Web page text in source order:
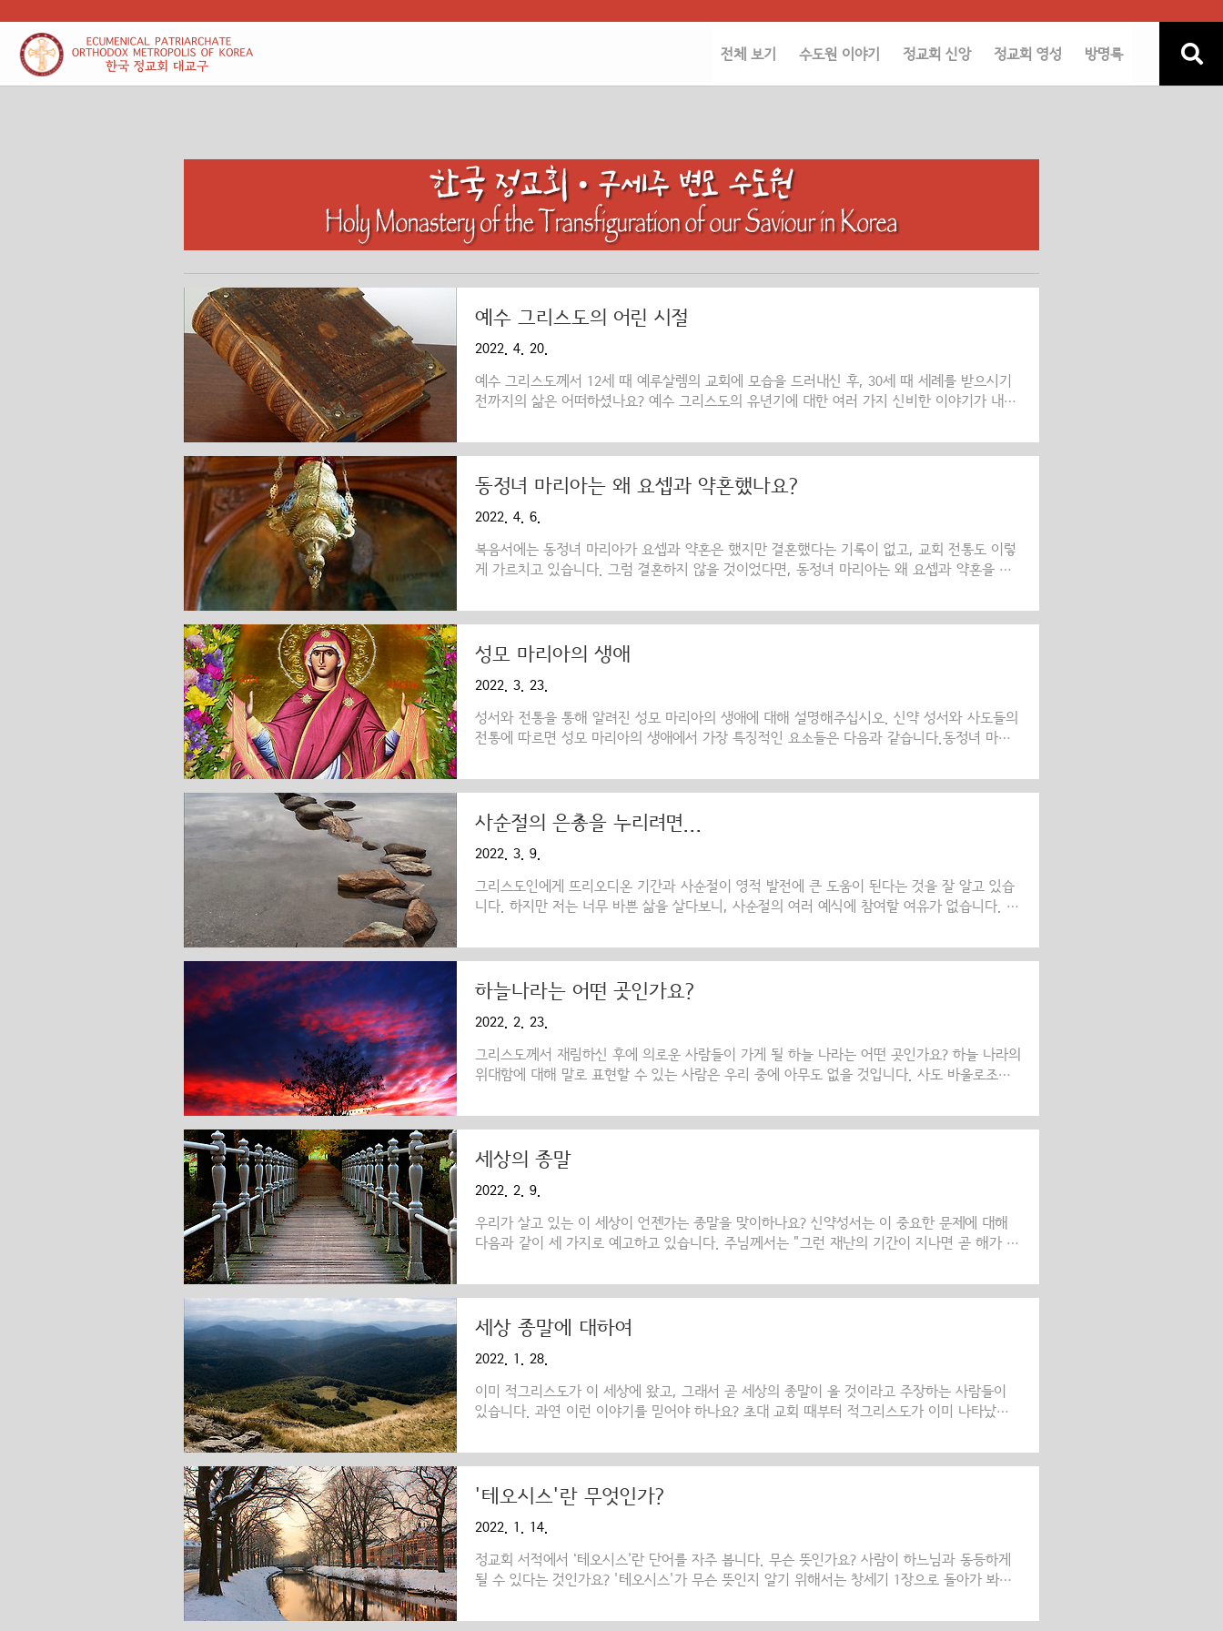
전체 보기 수도원 이야기 정교회 신앙 정교회 영성 방명록
예수 그리스도의 어린 시절
2022. 4. 20.
예수 그리스도께서 12세 때 예루살렘의 교회에 모습을 드러내신 후, 30세 때 세례를 받으시기
전까지의 삶은 어떠하셨나요? 예수 그리스도의 유년기에 대한 여러 가지 신비한 이야기가 내려
교회에서는 그 이야기들을 받아들이지 않습니다. 우리가 그리스도의 유년기에 대해 확실하게
서 하느님과 사람의 총애를 더욱 많이 받게 되었다."(루가 2,52)는 것입니다. 나자렛의 시골 마
를 읽고 쓸 수 있는 교육을 받았을 것입니다. 또한 그의 보호자인 요..
동정녀 마리아는 왜 요셉과 약혼했나요?
2022. 4. 6.
복음서에는 동정녀 마리아가 요셉과 약혼은 했지만 결혼했다는 기록이 없고, 교회 전통도 이렇
게 가르치고 있습니다. 그럼 결혼하지 않을 것이었다면, 동정녀 마리아는 왜 요셉과 약혼을 했
살이 되자 그들은 예루살렘 성전에 마리아를 바쳤고, 몇 년 후에 그들은 사망한 듯합니다. 마리
생의 반려자로 골라 주었습니다. 이 사건은 하느님의 섭리에 따른 것이었습니다. 거룩한 교부들
태하여 아들을 낳을 것 (이사야 7,14)이라고 예언했습니다. 만일 동정녀 마..
성모 마리아의 생애
2022. 3. 23.
성서와 전통을 통해 알려진 성모 마리아의 생애에 대해 설명해주십시오. 신약 성서와 사도들의
전통에 따르면 성모 마리아의 생애에서 가장 특징적인 요소들은 다음과 같습니다.동정녀 마리
태어났을 때 상당히 나이가 많았으며, 그들은 하느님께 끈질기게 자식을 달라고 기도한 결과로
아가 태어난 곳은 예루살렘이라고 전해집니다. 그녀의 부모들은 늦게나마 자식을 주신 하느님
녀는 그곳에서 성전 사제들의 지도를 받으며 12년을 살았습니다. 성모 마리아의 성..
사순절의 은총을 누리려면...
2022. 3. 9.
그리스도인에게 뜨리오디온 기간과 사순절이 영적 발전에 큰 도움이 된다는 것을 잘 알고 있습
니다. 하지만 저는 너무 바쁜 삶을 살다보니, 사순절의 여러 예식에 참여할 여유가 없습니다. 어
멀리 떨어져, 불가피하게 영적 발전에 도움을 주는 예배에 참여할 수가 없는 분들이 한국에는
느끼게 해주는 데 많은 도움을 줍니다. 우리는 우리의 죄를 진심으로 뉘우치고 반성하며 하느님
리에게 힘을 주시도록 간청해야 하며, 주님께서 우리를 위해 감내하..
하늘나라는 어떤 곳인가요?
2022. 2. 23.
그리스도께서 재림하신 후에 의로운 사람들이 가게 될 하늘 나라는 어떤 곳인가요? 하늘 나라의
위대함에 대해 말로 표현할 수 있는 사람은 우리 중에 아무도 없을 것입니다. 사도 바울로조차
어떤 곳인지는 인간의 말로는 표현할 수 없다고 말했습니다.(고린토 후 12,2~5 참조) 어쨌든 성
이 친교를 맺으며 살아간다고 되어 있습니다. 그리스도께서는 하늘 나라를 인간의 삶에 있어서
요한 묵시록에는 하늘 나라에 대해 "이제 하느님의 집은..
세상의 종말
2022. 2. 9.
우리가 살고 있는 이 세상이 언젠가는 종말을 맞이하나요? 신약성서는 이 중요한 문제에 대해
다음과 같이 세 가지로 예고하고 있습니다. 주님께서는 "그런 재난의 기간이 지나면 곧 해가 어
오 24,29 라고 말씀하셨습니다. 사도 베드로는 "그 날에 하늘은 요란한 소리를 내면서 사라지고
라고 말했습니다. 또한 사도 바울로는 "우리가 보는 이 세상은 사라져가고 있습니다." 고린토
와 하늘에 있는 수많은 별들이 언젠가는 지금의 특..
세상 종말에 대하여
2022. 1. 28.
이미 적그리스도가 이 세상에 왔고, 그래서 곧 세상의 종말이 올 것이라고 주장하는 사람들이
있습니다. 과연 이런 이야기를 믿어야 하나요? 초대 교회 때부터 적그리스도가 이미 나타났다
불렸습니다. 기독교인들을 박해하던 로마의 네로 황제가 그랬었고, 이단의 교리로 교회를 어지
적그리스도의 등장은 그리스도의 재림과 연관이 있고, 세상의 끝남과 관계가 있습니다. 언제
도 직접 이렇게 언급하셨습니다. "그러나 그날과 그 시간은 아무도 모른다. 하늘의..
'테오시스'란 무엇인가?
2022. 1. 14.
정교회 서적에서 ‘테오시스’란 단어를 자주 봅니다. 무슨 뜻인가요? 사람이 하느님과 동등하게
될 수 있다는 것인가요? '테오시스'가 무슨 뜻인지 알기 위해서는 창세기 1장으로 돌아가 봐야
집짐승과 모든 들짐승과 땅 위를 기어 다니는 모든 길짐승을 다스리게 하자!'하시고, 당신의 모